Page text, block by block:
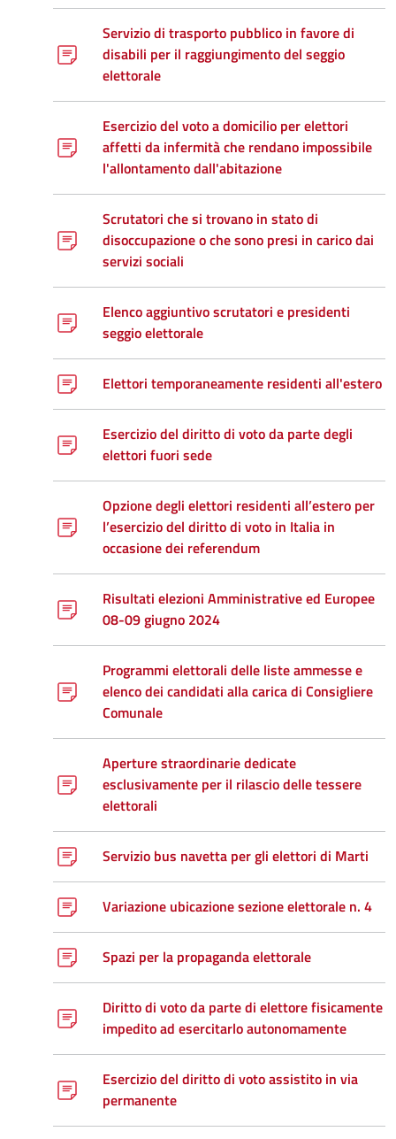
Servizio di trasporto pubblico in favore di
disabili per il raggiungimento del seggio
elettorale
Esercizio del voto a domicilio per elettori
affetti da infermità che rendano impossibile
l'allontamento dall'abitazione
Scrutatori che si trovano in stato di
disoccupazione o che sono presi in carico dai
servizi sociali
Elenco aggiuntivo scrutatori e presidenti
seggio elettorale
Elettori temporaneamente residenti all'estero
Esercizio del diritto di voto da parte degli
elettori fuori sede
Opzione degli elettori residenti all’estero per
l’esercizio del diritto di voto in Italia in
occasione dei referendum
Risultati elezioni Amministrative ed Europee
08-09 giugno 2024
Programmi elettorali delle liste ammesse e
elenco dei candidati alla carica di Consigliere
Comunale
Aperture straordinarie dedicate
esclusivamente per il rilascio delle tessere
elettorali
Servizio bus navetta per gli elettori di Marti
Variazione ubicazione sezione elettorale n. 4
Spazi per la propaganda elettorale
Diritto di voto da parte di elettore fisicamente
impedito ad esercitarlo autonomamente
Esercizio del diritto di voto assistito in via
permanente